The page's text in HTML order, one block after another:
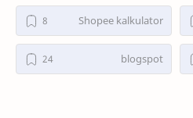
Shopee kalkulator
blogspot